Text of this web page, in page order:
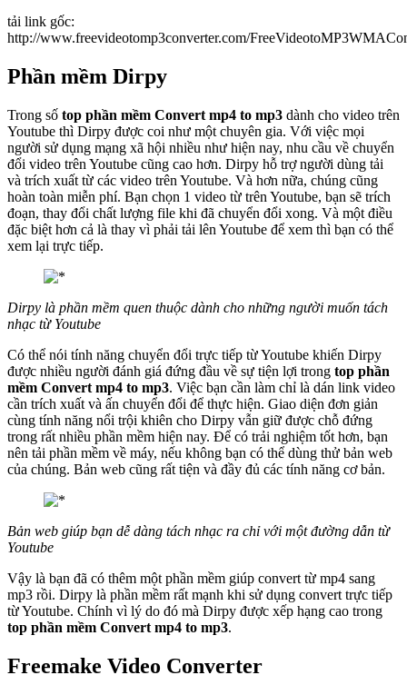
tải link gốc:
http://www.freevideotomp3converter.com/
Phần mềm Dirpy
Trong số top phần mềm Convert mp4 to mp3 dành cho video trên
Youtube thì Dirpy được coi như một chuyên gia. Với việc mọi
người sử dụng mạng xã hội nhiều như hiện nay, nhu cầu về chuyển
đổi video trên Youtube cũng cao hơn. Dirpy hỗ trợ người dùng tải
và trích xuất từ các video trên Youtube. Và hơn nữa, chúng cũng
hoàn toàn miễn phí. Bạn chọn 1 video từ trên Youtube, bạn sẽ trích
đoạn, thay đổi chất lượng file khi đã chuyển đổi xong. Và một điều
đặc biệt hơn cả là thay vì phải tải lên Youtube để xem thì bạn có thể
xem lại trực tiếp.
Dirpy là phần mềm quen thuộc dành cho những người muốn tách
nhạc từ Youtube
Có thể nói tính năng chuyển đổi trực tiếp từ Youtube khiến Dirpy
được nhiều người đánh giá đứng đầu về sự tiện lợi trong top phần
mềm Convert mp4 to mp3. Việc bạn cần làm chỉ là dán link video
cần trích xuất và ấn chuyển đổi để thực hiện. Giao diện đơn giản
cùng tính năng nổi trội khiên cho Dirpy vẫn giữ được chỗ đứng
trong rất nhiều phần mềm hiện nay. Để có trải nghiệm tốt hơn, bạn
nên tải phần mềm về máy, nếu không bạn có thể dùng thử bản web
của chúng. Bản web cũng rất tiện và đầy đủ các tính năng cơ bản.
Bản web giúp bạn dễ dàng tách nhạc ra chỉ với một đường dẫn từ
Youtube
Vậy là bạn đã có thêm một phần mềm giúp convert từ mp4 sang
mp3 rồi. Dirpy là phần mềm rất mạnh khi sử dụng convert trực tiếp
từ Youtube. Chính vì lý do đó mà Dirpy được xếp hạng cao trong
top phần mềm Convert mp4 to mp3.
Freemake Video Converter